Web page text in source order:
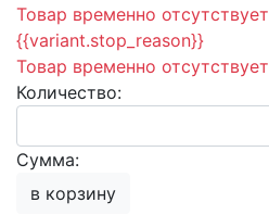
Товар временно отсутствует
{{variant.stop_reason}}
Товар временно отсутствует
Количество:
Сумма:
в корзину